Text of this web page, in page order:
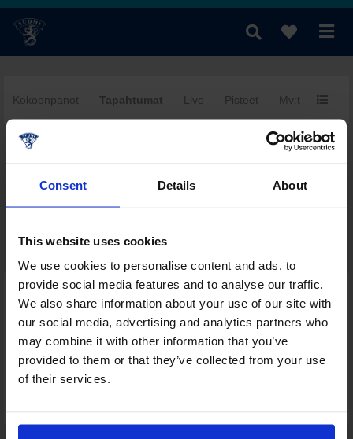
Consent Details About
This website uses cookies
We use cookies to personalise content and ads, to
provide social media features and to analyse our traffic.
We also share information about your use of our site with
our social media, advertising and analytics partners who
may combine it with other information that you’ve
provided to them or that they’ve collected from your use
of their services.
Kokoonpanot Tapahtumat Live Pisteet Mv:t
Päivän muut ottelut tässä sarjassa
Sarjataulukko
Joukkuekortit
Tämä sarja tulospalvelussa